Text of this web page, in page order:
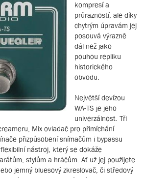
kompresí a
průrazností, ale díky
chytrým úpravám jej
posouvá výrazně
dál než jako
pouhou repliku
historického
obvodu.
Největší devízou
WA-TS je jeho
univerzálnost. Tři
Mix ovladač pro přimíchání
přizpůsobení snímačům i bypassu
nástroj, který se dokáže
stylům a hráčům. Ať už jej použijete
jemný bluesový zkreslovač, či středový